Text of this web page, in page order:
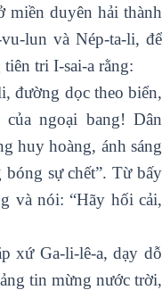
miền duyên hải thành
lun và Nép-ta-li, để
tri I-sai-a rằng:
đường dọc theo biển,
ngoại bang! Dân
huy hoàng, ánh sáng
sự chết”. Từ bấy
và nói: “Hãy hối cải,
xứ Ga-li-lê-a, dạy dỗ
tin mừng nước trời,